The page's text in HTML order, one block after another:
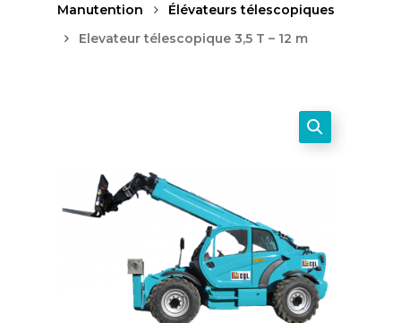
Manutention
Élévateurs télescopiques
Elevateur télescopique 3,5 T – 12 m